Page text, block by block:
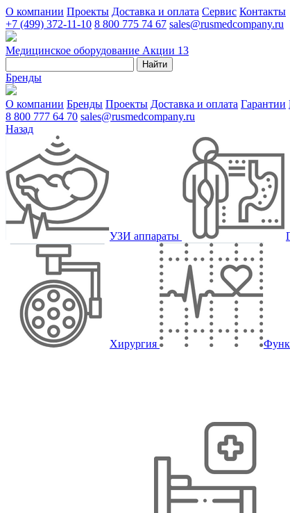
О компании Проекты Доставка и оплата Сервис Контакты
+7 (499) 372-11-10 8 800 775 74 67 sales@rusmedcompany.ru
Медицинское оборудование Акции 13
Найти
Бренды
О компании Бренды Проекты Доставка и оплата Гарантии
8 800 777 64 70 sales@rusmedcompany.ru
Назад
УЗИ аппараты
Хирургия